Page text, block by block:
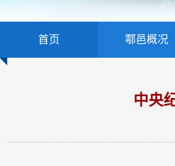
首页 鄠邑概况
中央